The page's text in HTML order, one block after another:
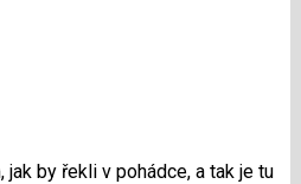
by řekli v pohádce, a tak je tu